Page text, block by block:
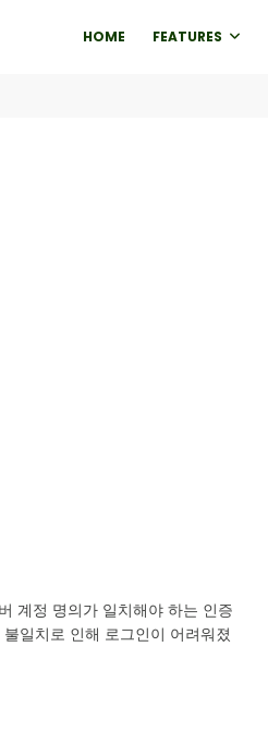
HOME FEATURES
계정 명의가 일치해야 하는 인증
일치로 인해 로그인이 어려워졌